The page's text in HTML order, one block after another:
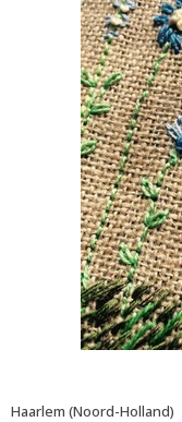
Haarlem (Noord-Holland)